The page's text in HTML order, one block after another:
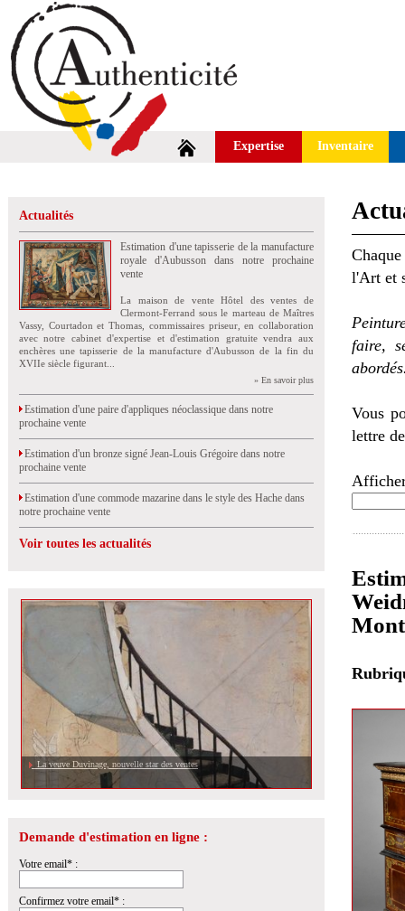
Expertise Inventaire
Actualités
Estimation d'une tapisserie de la manufacture
royale d'Aubusson dans notre prochaine
vente
La maison de vente Hôtel des ventes de
Clermont-Ferrand sous le marteau de Maîtres
Vassy, Courtadon et Thomas, commissaires priseur, en collaboration
avec notre cabinet d'expertise et d'estimation gratuite vendra aux
enchères une tapisserie de la manufacture d'Aubusson de la fin du
XVIIe siècle figurant...
» En savoir plus
Estimation d'une paire d'appliques néoclassique dans notre
prochaine vente
Estimation d'un bronze signé Jean-Louis Grégoire dans notre
prochaine vente
Estimation d'une commode mazarine dans le style des Hache dans
notre prochaine vente
Voir toutes les actualités
La veuve Duvinage, nouvelle star des ventes
Demande d'estimation en ligne :
Votre email* :
Confirmez votre email* :
l'Art et
faire,
Vous
lettre